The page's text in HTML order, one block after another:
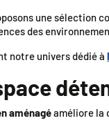
une sélection
des
notre univers dédié à
aménagéaméliore la